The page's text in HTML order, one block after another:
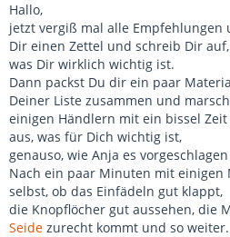
Hallo,
jetzt vergiß mal alle Empfehlungen
Dir einen Zettel und schreib Dir auf,
was Dir wirklich wichtig ist.
Dann packst Du dir ein paar
Deiner Liste zusammen und
einigen Händlern mit ein bissel
aus, was für Dich wichtig ist,
genauso, wie Anja es
Nach ein paar Minuten mit einigen
selbst, ob das Einfädeln gut klappt,
die Knopflöcher gut aussehen, die
Seide zurecht kommt und so weiter.